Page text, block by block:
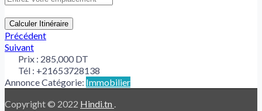
Calculer Itinéraire
Précédent
Suivant
Prix : 285,000 DT
Tél : +21653728138
Annonce Catégorie: Immobilier
Copyright © 2022 Hindi.tn .